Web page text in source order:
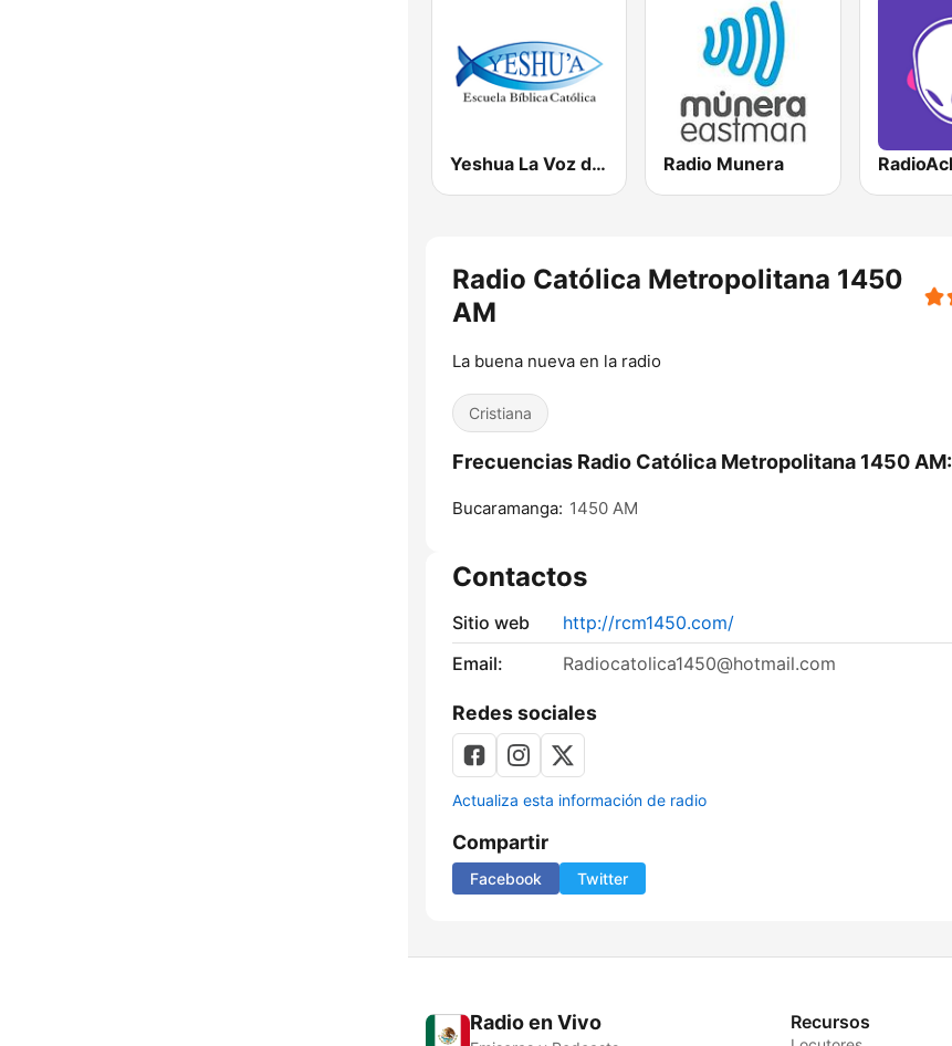
Yeshua La Voz de Jesucristo 1530 AM Radio Munera
Radio Católica Metropolitana 1450
AM
La buena nueva en la radio
Cristiana
Frecuencias Radio Católica Metropolitana 1450 AM:
Bucaramanga: 1450 AM
Contactos
Sitio web
http://rcm1450.com/
Email:
Radiocatolica1450@hotmail.com
Redes sociales
Actualiza esta información de radio
Compartir
Facebook Twitter
Radio en Vivo Recursos